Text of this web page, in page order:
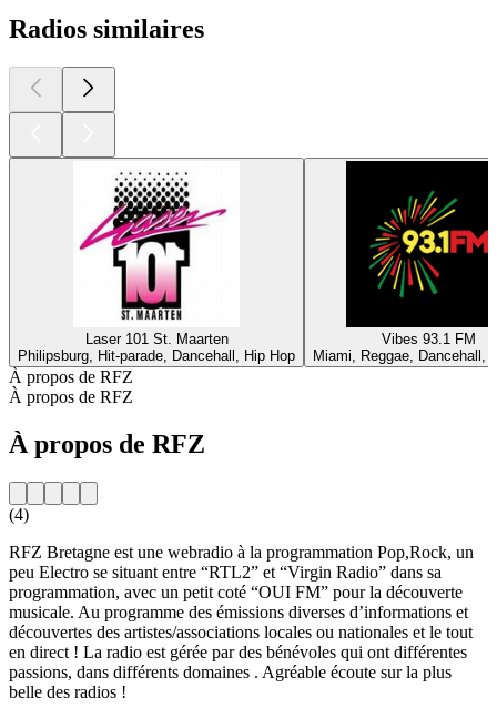
Radios similaires
Laser 101 St. Maarten
Philipsburg, Hit-parade, Dancehall, Hip Hop
Vibes 93.1 FM
Miami, Reggae, Dancehall,
À propos de RFZ
À propos de RFZ
À propos de RFZ
(4)
RFZ Bretagne est une webradio à la programmation Pop,Rock, un
peu Electro se situant entre “RTL2” et “Virgin Radio” dans sa
programmation, avec un petit coté “OUI FM” pour la découverte
musicale. Au programme des émissions diverses d’informations et
découvertes des artistes/associations locales ou nationales et le tout
en direct ! La radio est gérée par des bénévoles qui ont différentes
passions, dans différents domaines . Agréable écoute sur la plus
belle des radios !